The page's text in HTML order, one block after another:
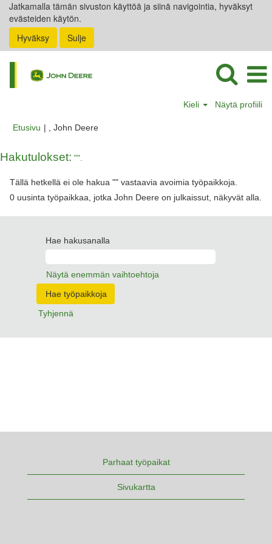
Jatkamalla tämän sivuston käyttöä ja siinä navigointia, hyväksyt
evästeiden käytön.
Hyväksy
Sulje
Kieli Näytä profiili
Etusivu | , John Deere(nykyinen
Hakutulokset: "".
Tällä hetkellä ei ole hakua "" vastaavia avoimia työpaikkoja.
0 uusinta työpaikkaa, jotka John Deere on julkaissut, näkyvät alla.
Hae hakusanalla
Näytä enemmän vaihtoehtoja
Tyhjennä
Parhaat työpaikat
Sivukartta